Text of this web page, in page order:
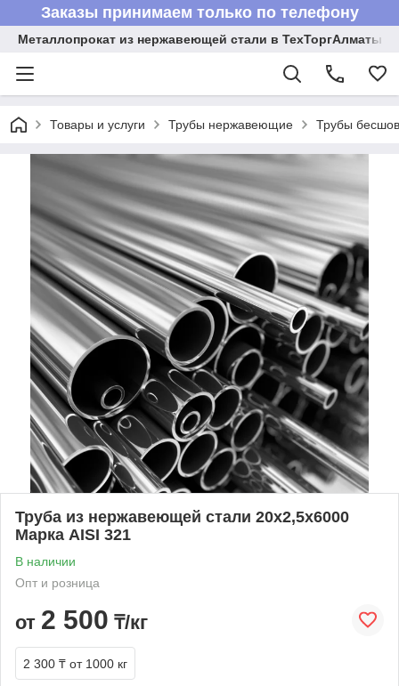
Заказы принимаем только по телефону
Металлопрокат из нержавеющей стали в ТехТоргАлматы
Товары и услуги Трубы нержавеющие Трубы
Труба из нержавеющей стали 20х2,5х6000
Марка AISI 321
В наличии
Опт и розница
от 2 500 ₸/кг
2 300 ₸ от 1000 кг